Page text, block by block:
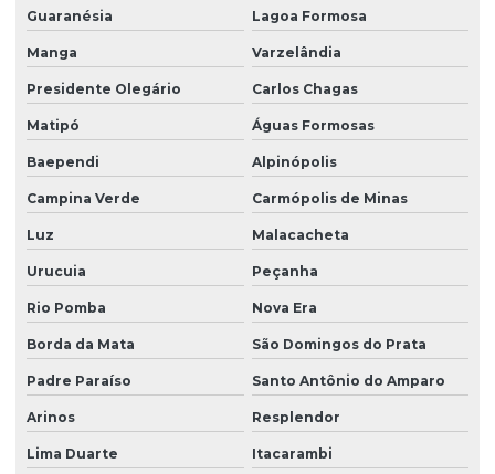
Guaranésia Lagoa Formosa
Manga Varzelândia
Presidente Olegário Carlos Chagas
Matipó Águas Formosas
Baependi Alpinópolis
Campina Verde Carmópolis de Minas
Luz Malacacheta
Urucuia Peçanha
Rio Pomba Nova Era
Borda da Mata São Domingos do Prata
Padre Paraíso Santo Antônio do Amparo
Arinos Resplendor
Lima Duarte Itacarambi